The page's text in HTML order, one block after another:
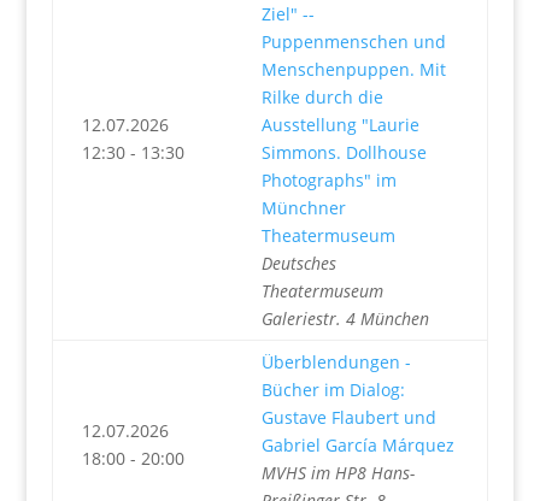
12.07.2026
12:30 - 13:30
Ziel" --
Puppenmenschen und
Menschenpuppen. Mit
Rilke durch die
Ausstellung "Laurie
Simmons. Dollhouse
Photographs" im
Münchner
Theatermuseum
Deutsches
Theatermuseum
Galeriestr. 4 München
12.07.2026
18:00 - 20:00
Überblendungen -
Bücher im Dialog:
Gustave Flaubert und
Gabriel García Márquez
MVHS im HP8 Hans-